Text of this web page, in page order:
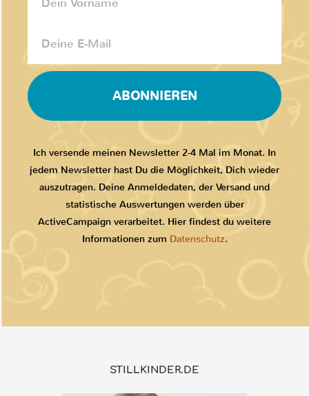
ABONNIEREN
Ich versende meinen Newsletter 2-4 Mal im Monat. In
jedem Newsletter hast Du die Möglichkeit, Dich wieder
auszutragen. Deine Anmeldedaten, der Versand und
statistische Auswertungen werden über
ActiveCampaign verarbeitet. Hier findest du weitere
Informationen zum Datenschutz.
STILLKINDER.DE